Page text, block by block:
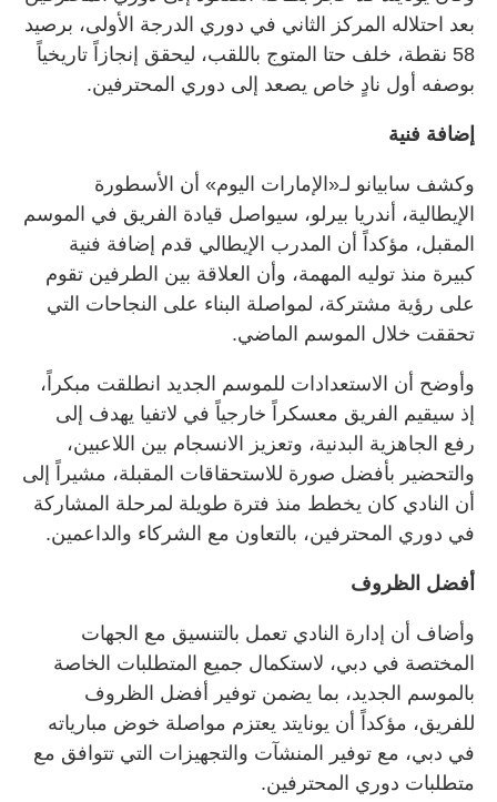
بعد احتلاله المركز الثاني في دوري الدرجة الأولى، برصيد
58 نقطة، خلف حتا المتوج باللقب، ليحقق إنجازاً تاريخياً
بوصفه أول نادٍ خاص يصعد إلى دوري المحترفين.
إضافة فنية
وكشف سابيانو لـ«الإمارات اليوم» أن الأسطورة
الإيطالية، أندريا بيرلو، سيواصل قيادة الفريق في الموسم
المقبل، مؤكداً أن المدرب الإيطالي قدم إضافة فنية
كبيرة منذ توليه المهمة، وأن العلاقة بين الطرفين تقوم
على رؤية مشتركة، لمواصلة البناء على النجاحات التي
تحققت خلال الموسم الماضي.
وأوضح أن الاستعدادات للموسم الجديد انطلقت مبكراً،
إذ سيقيم الفريق معسكراً خارجياً في لاتفيا يهدف إلى
رفع الجاهزية البدنية، وتعزيز الانسجام بين اللاعبين،
والتحضير بأفضل صورة للاستحقاقات المقبلة، مشيراً إلى
أن النادي كان يخطط منذ فترة طويلة لمرحلة المشاركة
في دوري المحترفين، بالتعاون مع الشركاء والداعمين.
أفضل الظروف
وأضاف أن إدارة النادي تعمل بالتنسيق مع الجهات
المختصة في دبي، لاستكمال جميع المتطلبات الخاصة
بالموسم الجديد، بما يضمن توفير أفضل الظروف
للفريق، مؤكداً أن يونايتد يعتزم مواصلة خوض مبارياته
في دبي، مع توفير المنشآت والتجهيزات التي تتوافق مع
متطلبات دوري المحترفين.